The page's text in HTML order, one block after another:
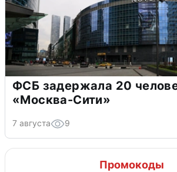
ФСБ задержала 20
«Москва-Сити»
7 августа 9
Промокоды